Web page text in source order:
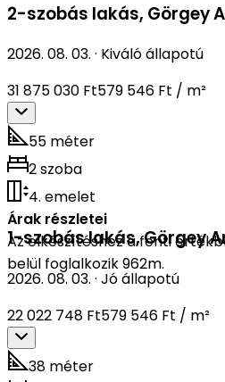
2-szobás lakás, Görgey
2026. 08. 03. · Kiváló állapotú
31 875 030 Ft579 546 Ft / m²
55 méter
2 szoba
4. emelet
Árak részletei
Az elkészítéshez a fenti
belül foglalkozik 962m.
1-szobás lakás,Görgey
2026. 08. 03. · Jó állapotú
22 022 748 Ft579 546 Ft / m²
38 méter